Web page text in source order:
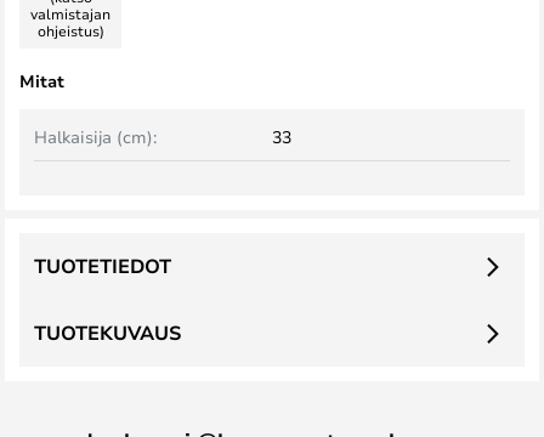
valmistajan
ohjeistus)
Mitat
Halkaisija (cm): 33
TUOTEKUVAUS
TUOTETIEDOT